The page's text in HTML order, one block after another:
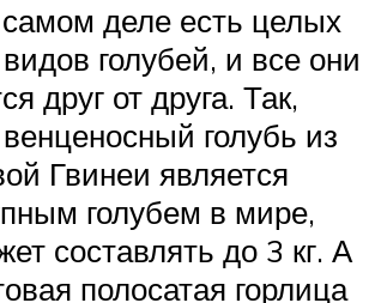
деле есть целых
голубей, и все они
друг от друга. Так,
голубь из
Гвинеи является
голубем в мире,
составлять до 3 кг. А
полосатая горлица